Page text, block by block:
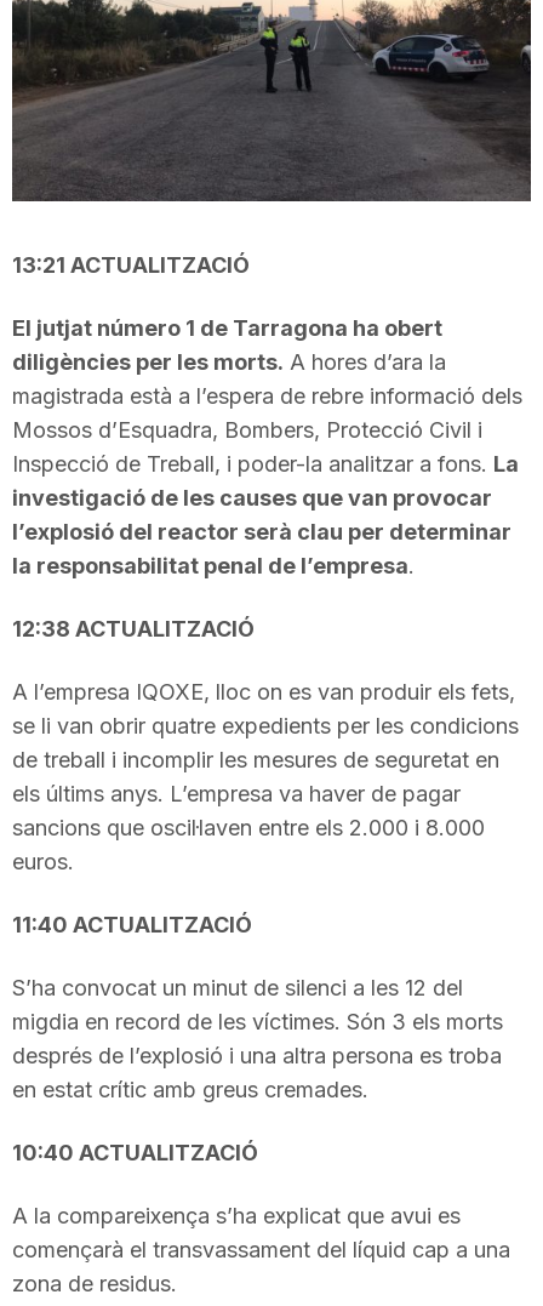
13:21 ACTUALITZACIÓ
El jutjat número 1 de Tarragona ha obert
diligències per les morts. A hores d’ara la
magistrada està a l’espera de rebre informació dels
Mossos d’Esquadra, Bombers, Protecció Civil i
Inspecció de Treball, i poder-la analitzar a fons. La
investigació de les causes que van provocar
l’explosió del reactor serà clau per determinar
la responsabilitat penal de l’empresa.
12:38 ACTUALITZACIÓ
A l’empresa IQOXE, lloc on es van produir els fets,
se li van obrir quatre expedients per les condicions
de treball i incomplir les mesures de seguretat en
els últims anys. L’empresa va haver de pagar
sancions que oscil·laven entre els 2.000 i 8.000
euros.
11:40 ACTUALITZACIÓ
S’ha convocat un minut de silenci a les 12 del
migdia en record de les víctimes. Són 3 els morts
després de l’explosió i una altra persona es troba
en estat crític amb greus cremades.
10:40 ACTUALITZACIÓ
A la compareixença s’ha explicat que avui es
començarà el transvassament del líquid cap a una
zona de residus.